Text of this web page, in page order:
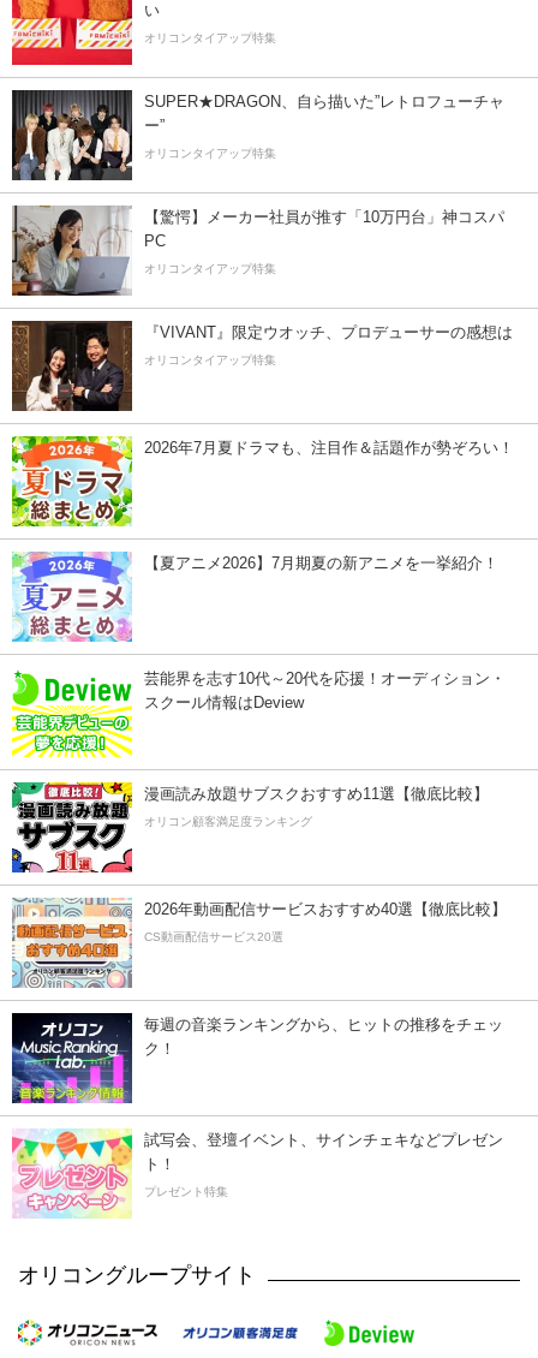
い
オリコンタイアップ特集
SUPER★DRAGON、自ら描いた”レトロフューチャ
ー”
オリコンタイアップ特集
【驚愕】メーカー社員が推す「10万円台」神コスパ
PC
オリコンタイアップ特集
『VIVANT』限定ウオッチ、プロデューサーの感想は
オリコンタイアップ特集
2026年7月夏ドラマも、注目作＆話題作が勢ぞろい！
【夏アニメ2026】7月期夏の新アニメを一挙紹介！
芸能界を志す10代～20代を応援！オーディション・
スクール情報はDeview
漫画読み放題サブスクおすすめ11選【徹底比較】
オリコン顧客満足度ランキング
2026年動画配信サービスおすすめ40選【徹底比較】
CS動画配信サービス20選
毎週の音楽ランキングから、ヒットの推移をチェッ
ク！
試写会、登壇イベント、サインチェキなどプレゼン
ト！
プレゼント特集
オリコングループサイト